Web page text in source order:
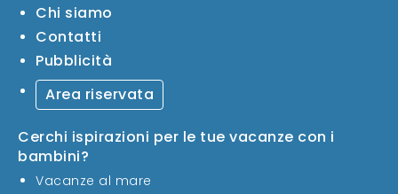
Chi siamo
Contatti
Pubblicità
Area riservata
Cerchi ispirazioni per le tue vacanze con i
bambini?
Vacanze al mare